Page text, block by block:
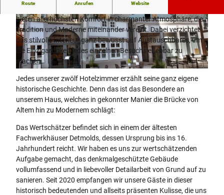
D
T
6
1
9
© ALEX WALTKE FOTOGRAFIE
Route Anrufen Website
bieten allerhöchsten Komfort in charmanter Atmosphäre, die
Tradition und Moderne miteinander vereint. Dabei verzichtet
das stilvolle Interieur ganz bewusst auf Austauschbares, um
die Einzigartigkeit jedes einzelnen Besuchs erlebbar zu
machen.
Jedes unserer zwölf Hotelzimmer erzählt seine ganz eigene
historische Geschichte. Denn das ist das Besondere an
unserem Haus, welches in gekonnter Manier die Brücke von
Altem hin zu Modernem schlägt:
Das Wertschätzer befindet sich in einem der ältesten
Fachwerkhäuser Detmolds, dessen Ursprung bis ins 16.
Jahrhundert reicht. Wir haben es uns zur wertschätzenden
Aufgabe gemacht, das denkmalgeschützte Gebäude
vollumfassend und in liebevoller Detailarbeit von Grund auf zu
sanieren. Seit 2020 empfangen wir unsere Gäste in dieser
historisch bedeutenden und allseits präsenten Kulisse, die uns